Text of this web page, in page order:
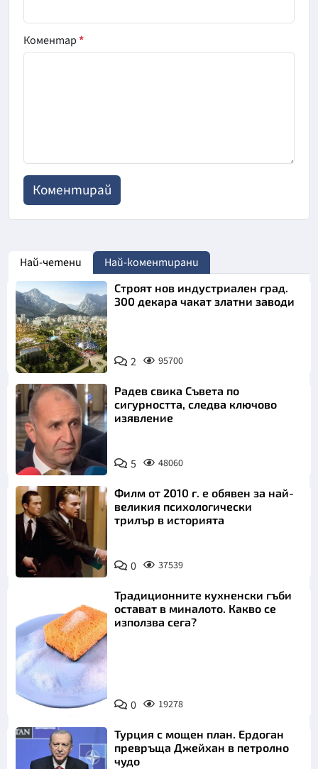
Коментар*
Най-четени Най-коментирани
Строят нов индустриален град.
300 декара чакат златни заводи
2 95700
Радев свика Съвета по
сигурността, следва ключово
изявление
5 48060
Филм от 2010 г. е обявен за най-
великия психологически
трилър в историята
0 37539
Снимка:
Пиксабей
Традиционните кухненски гъби
остават в миналото. Какво се
използва сега?
0 19278
Турция с мощен план. Ердоган
превръща Джейхан в петролно
чудо